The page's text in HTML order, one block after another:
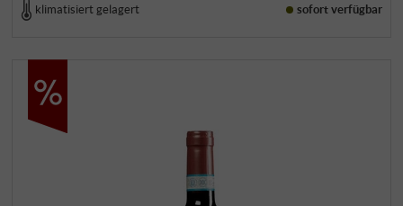
klimatisiert gelagert sofort verfügbar